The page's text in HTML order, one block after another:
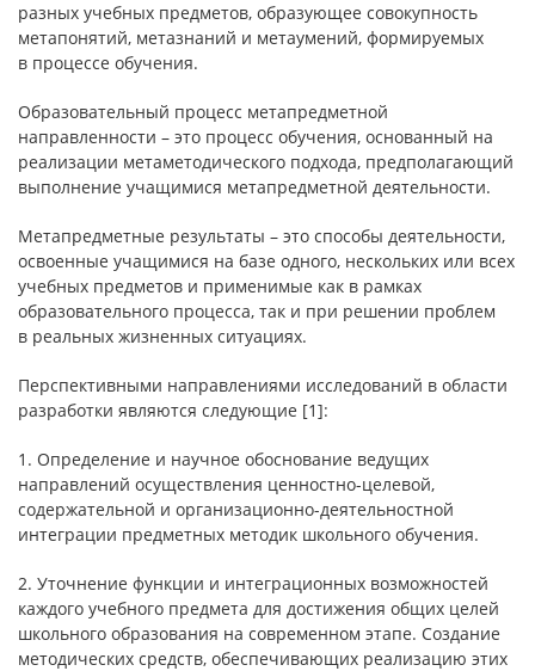
разных учебных предметов, образующее совокупность
метапонятий, метазнаний и метаумений, формируемых
в процессе обучения.
Образовательный процесс метапредметной
направленности – это процесс обучения, основанный на
реализации метаметодического подхода, предполагающий
выполнение учащимися метапредметной деятельности.
Метапредметные результаты – это способы деятельности,
освоенные учащимися на базе одного, нескольких или всех
учебных предметов и применимые как в рамках
образовательного процесса, так и при решении проблем
в реальных жизненных ситуациях.
Перспективными направлениями исследований в области
разработки являются следующие [1]:
1. Определение и научное обоснование ведущих
направлений осуществления ценностно-целевой,
содержательной и организационно-деятельностной
интеграции предметных методик школьного обучения.
2. Уточнение функции и интеграционных возможностей
каждого учебного предмета для достижения общих целей
школьного образования на современном этапе. Создание
методических средств, обеспечивающих реализацию этих